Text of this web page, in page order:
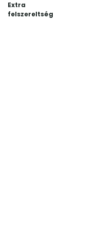
Extra
felszereltség